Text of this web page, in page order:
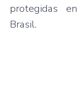
protegidas
Brasil.